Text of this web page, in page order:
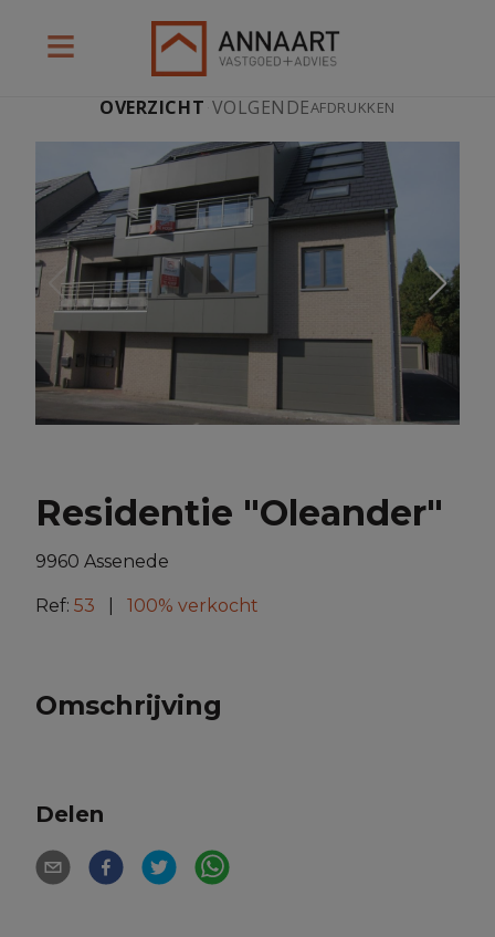
OVERZICHT VOLGENDEAFDRUKKEN
Residentie "Oleander"
9960 Assenede
Ref: 53 100% verkocht
Omschrijving
Delen